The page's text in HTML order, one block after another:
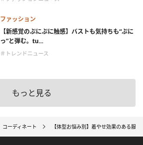
ファッション
【新感覚のぷにぷに触感】バストも気持ちも“ぷに
っ”と弾む。tu...
＃トレンドニュース
もっと見る
コーディネート 【体型お悩み別】着やせ効果のある服